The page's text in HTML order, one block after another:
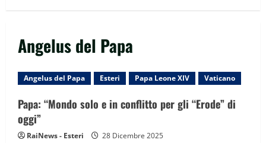
Angelus del Papa
Angelus del Papa Esteri Papa Leone XIV Vaticano
Papa: “Mondo solo e in conflitto per gli “Erode” di
oggi”
RaiNews - Esteri 28 Dicembre 2025